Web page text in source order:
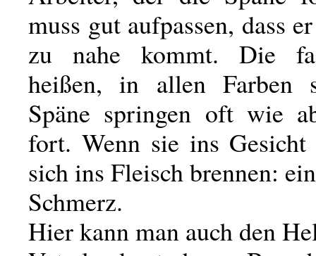
muss gut aufpassen, dass
zu nahe kommt. Die
heißen, in allen Farben
Späne springen oft wie
fort. Wenn sie ins
sich ins Fleisch brennen:
Schmerz.
Hier kann man auch den